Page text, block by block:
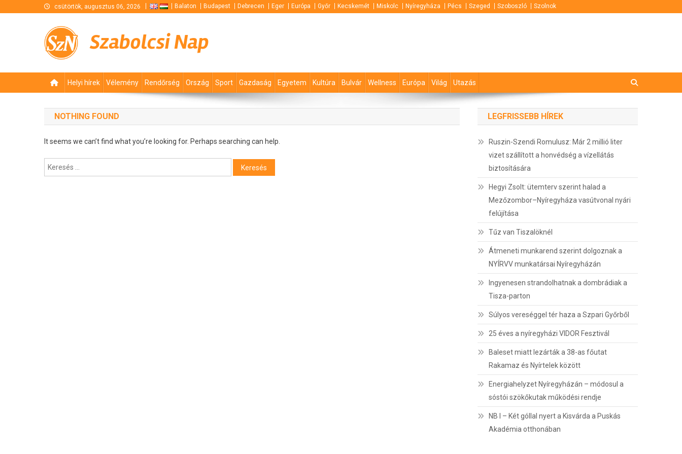
csütörtök, augusztus 06, 2026 Balaton Budapest Debrecen Eger Európa Győr Kecskemét Miskolc Nyíregyháza Pécs Szeged Szoboszló Szolnok
Szabolcsi Nap
Helyi hírek Vélemény Rendőrség Ország Sport Gazdaság Egyetem Kultúra Bulvár Wellness Európa Világ Utazás
NOTHING FOUND
It seems we can’t find what you’re looking for. Perhaps searching can help.
Keresés:
LEGFRISSEBB HÍREK
Ruszin-Szendi Romulusz: Már 2 millió liter
vizet szállított a honvédség a vízellátás
biztosítására
Hegyi Zsolt: ütemterv szerint halad a
Mezőzombor–Nyíregyháza vasútvonal nyári
felújítása
Tűz van Tiszalöknél
Átmeneti munkarend szerint dolgoznak a
NYÍRVV munkatársai Nyíregyházán
Ingyenesen strandolhatnak a dombrádiak a
Tisza-parton
Súlyos vereséggel tér haza a Szpari Győrből
25 éves a nyíregyházi VIDOR Fesztivál
Baleset miatt lezárták a 38-as főutat
Rakamaz és Nyírtelek között
Energiahelyzet Nyíregyházán – módosul a
sóstói szökőkutak működési rendje
NB I – Két góllal nyert a Kisvárda a Puskás
Akadémia otthonában